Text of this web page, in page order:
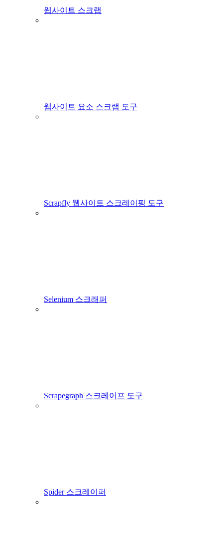
웹사이트 스크랩
웹사이트 요소 스크랩 도구
Scrapfly 웹사이트 스크레이핑 도구
Selenium 스크래퍼
Scrapegraph 스크레이프 도구
Spider 스크레이퍼